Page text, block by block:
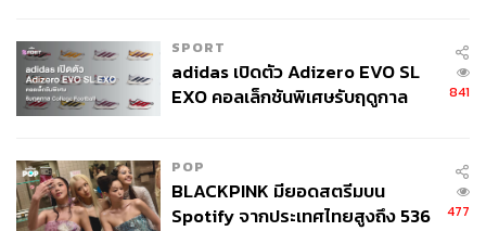
SPORT
adidas เปิดตัว Adizero EVO SL
EXO คอลเล็กชันพิเศษรับฤดูกาล
841
POP
BLACKPINK มียอดสตรีมบน
Spotify จากประเทศไทยสูงถึง 536
477